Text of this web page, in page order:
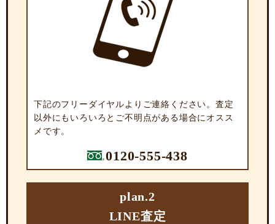
下記のフリーダイヤルよりご連絡ください。査定
以外にもいろいろとご不明点がある場合にオスス
メです。
0120-555-438
plan.2
LINE査定